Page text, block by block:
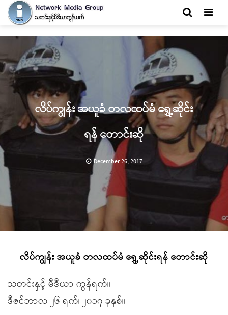
လိပ်ကျွန်း အယူခံ တလထပ်မံ ရွှေ့ဆိုင်း
ရန် တောင်းဆို
December 26, 2017
လိပ်ကျွန်း အယူခံ တလထပ်မံ ရွှေ့ဆိုင်းရန် တောင်းဆို
သတင်းနှင့် မီဒီယာ ကွန်ရက်။
ဒီဇင်ဘာလ ၂၆ ရက်၊ ၂၀၁၇ ခုနှစ်။